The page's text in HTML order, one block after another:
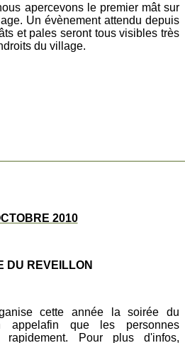
apercevons le premier mât sur
Un évènement attendu depuis
et pales seront tous visibles très
du village.
2010
DU REVEILLON
cette année la soirée du
appel afin que les personnes
rapidement. Pour plus d'infos,